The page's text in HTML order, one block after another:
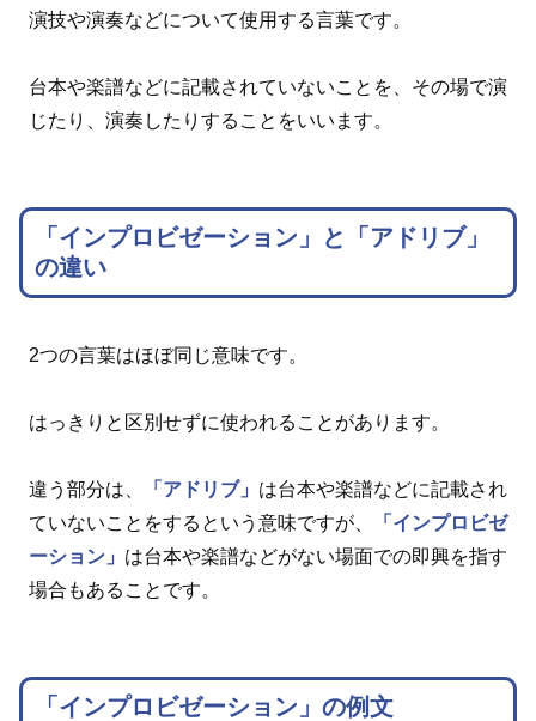
演技や演奏などについて使用する言葉です。
台本や楽譜などに記載されていないことを、その場で演
じたり、演奏したりすることをいいます。
「インプロビゼーション」と「アドリブ」
の違い
2つの言葉はほぼ同じ意味です。
はっきりと区別せずに使われることがあります。
違う部分は、 「アドリブ」 は台本や楽譜などに記載され
ていないことをするという意味ですが、
「インプロビゼ
ーション」 は台本や楽譜などがない場面での即興を指す
場合もあることです。
「インプロビゼーション」の例文